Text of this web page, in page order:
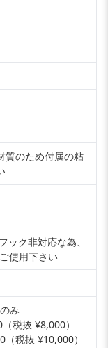
質のため付属の粘
ック非対応な為、
使用下さい
み
税抜 ¥8,000）
税抜 ¥10,000）